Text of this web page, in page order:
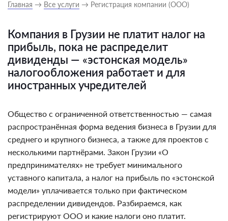
Главная → Все услуги → Регистрация компании (ООО)
Компания в Грузии не платит налог на
прибыль, пока не распределит
дивиденды — «эстонская модель»
налогообложения работает и для
иностранных учредителей
Общество с ограниченной ответственностью — самая
распространённая форма ведения бизнеса в Грузии для
среднего и крупного бизнеса, а также для проектов с
несколькими партнёрами. Закон Грузии «О
предпринимателях» не требует минимального
уставного капитала, а налог на прибыль по «эстонской
модели» уплачивается только при фактическом
распределении дивидендов. Разбираемся, как
регистрируют ООО и какие налоги оно платит.